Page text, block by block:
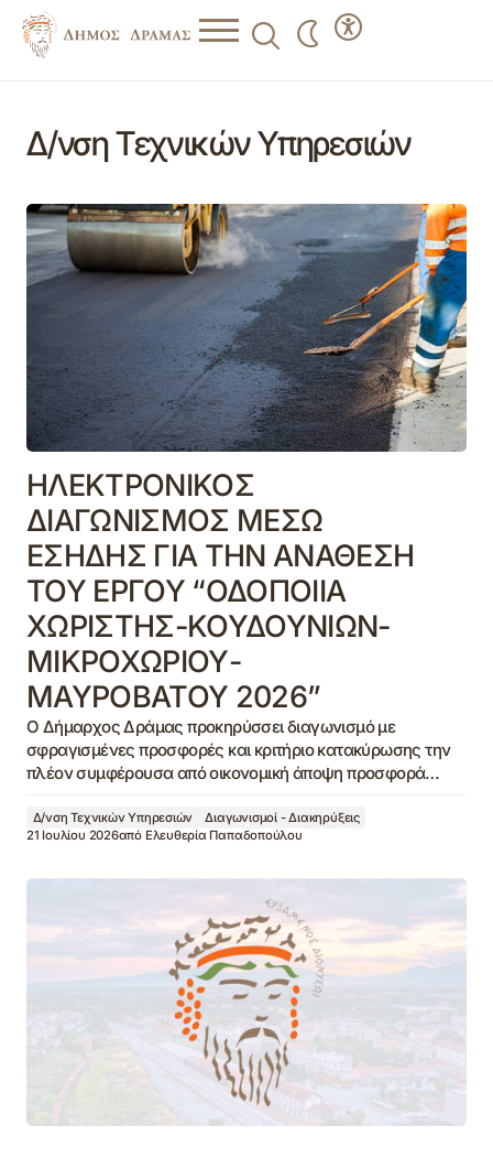
Δ/νση Τεχνικών Υπηρεσιών
ΗΛΕΚΤΡΟΝΙΚΟΣ
ΔΙΑΓΩΝΙΣΜΟΣ ΜΕΣΩ
ΕΣΗΔΗΣ ΓΙΑ ΤΗΝ ΑΝΑΘΕΣΗ
ΤΟΥ ΕΡΓΟΥ “ΟΔΟΠΟΙΙΑ
ΧΩΡΙΣΤΗΣ-ΚΟΥΔΟΥΝΙΩΝ-
ΜΙΚΡΟΧΩΡΙΟΥ-
ΜΑΥΡΟΒΑΤΟΥ 2026”
Ο Δήμαρχος Δράμας προκηρύσσει διαγωνισμό με
σφραγισμένες προσφορές και κριτήριο κατακύρωσης την
πλέον συμφέρουσα από οικονομική άποψη προσφορά…
Δ/νση Τεχνικών Υπηρεσιών
Διαγωνισμοί - Διακηρύξεις
21 Ιουλίου 2026από Ελευθερία Παπαδοπούλου